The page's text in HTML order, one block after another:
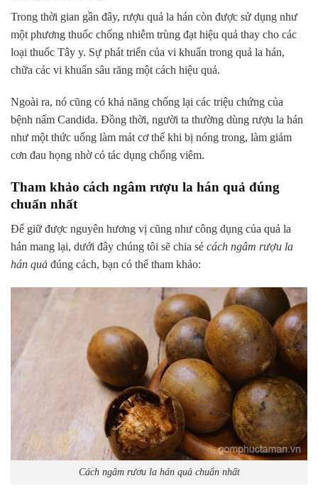
Trong thời gian gần đây, rượu quả la hán còn được sử dụng như
một phương thuốc chống nhiễm trùng đạt hiệu quả thay cho các
loại thuốc Tây y. Sự phát triển của vi khuẩn trong quả la hán,
chữa các vi khuẩn sâu răng một cách hiệu quả.
Ngoài ra, nó cũng có khả năng chống lại các triệu chứng của
bệnh nấm Candida. Đồng thời, người ta thường dùng rượu la hán
như một thức uống làm mát cơ thể khi bị nóng trong, làm giảm
cơn đau họng nhờ có tác dụng chống viêm.
Tham khảo cách ngâm rượu la hán quả đúng
chuẩn nhất
Để giữ được nguyên hương vị cũng như công dụng của quả la
hán mang lại, dưới đây chúng tôi sẽ chia sẻ cách ngâm rượu la
hán quả đúng cách, bạn có thể tham khảo:
Cách ngâm rươu la hán quả chuẩn nhất